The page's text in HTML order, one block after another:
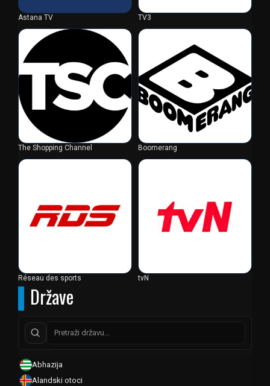
Države
Abhazija
Alandski otoci
Astana TV TV3
The Shopping Channel Boomerang
Réseau des sports tvN